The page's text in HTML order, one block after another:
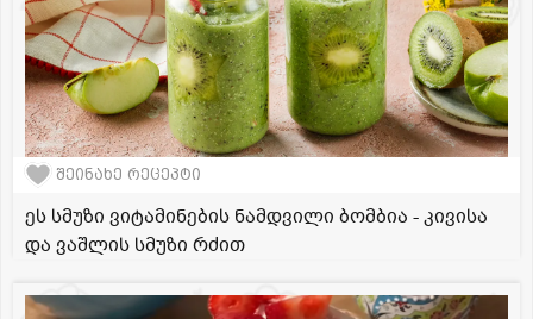
შეინახე რეცეპტი
ეს სმუზი ვიტამინების ნამდვილი ბომბია - კივისა
და ვაშლის სმუზი რძით